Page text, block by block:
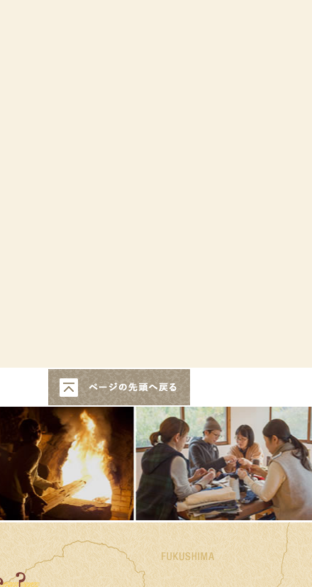
益子町で暮らしませんか？